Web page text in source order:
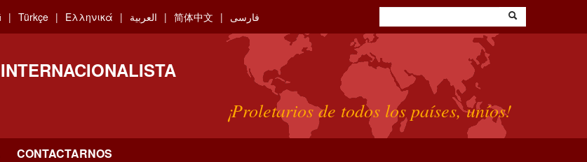
Türkçe Ελληνικά العربية 简体中文 فارسی
¡Proletarios de todos los países, uníos!
CONTACTARNOS